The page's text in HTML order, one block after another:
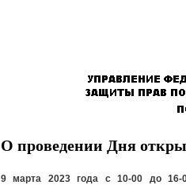
О проведении Дня
9 марта 2023 года с 10-00 до